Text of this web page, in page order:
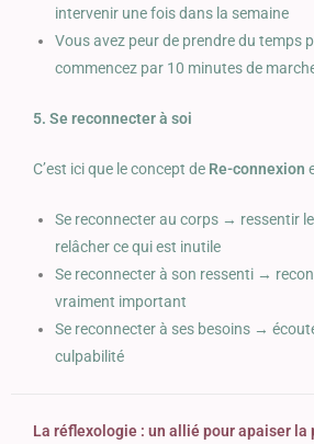
intervenir une fois dans la semaine
Vous avez peur de prendre du temps
commencez par 10 minutes de
5. Se reconnecter à soi
C’est ici que le concept de Re-connexion
Se reconnecter au corps → ressentir
relâcher ce qui est inutile
Se reconnecter à son ressenti →
vraiment important
Se reconnecter à ses besoins →
culpabilité
La réflexologie : un allié pour apaiser la